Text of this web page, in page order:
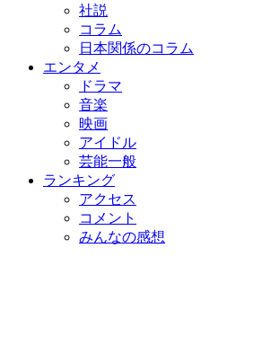
社説
コラム
日本関係のコラム
エンタメ
ドラマ
音楽
映画
アイドル
芸能一般
ランキング
アクセス
コメント
みんなの感想